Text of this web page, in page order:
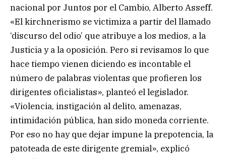
nacional por Juntos por el Cambio, Alberto Asseff.
«El kirchnerismo se victimiza a partir del llamado
‘discurso del odio’ que atribuye a los medios, a la
Justicia y a la oposición. Pero si revisamos lo que
hace tiempo vienen diciendo es incontable el
número de palabras violentas que profieren los
dirigentes oficialistas», planteó el legislador.
«Violencia, instigación al delito, amenazas,
intimidación pública, han sido moneda corriente.
Por eso no hay que dejar impune la prepotencia, la
patoteada de este dirigente gremial», explicó